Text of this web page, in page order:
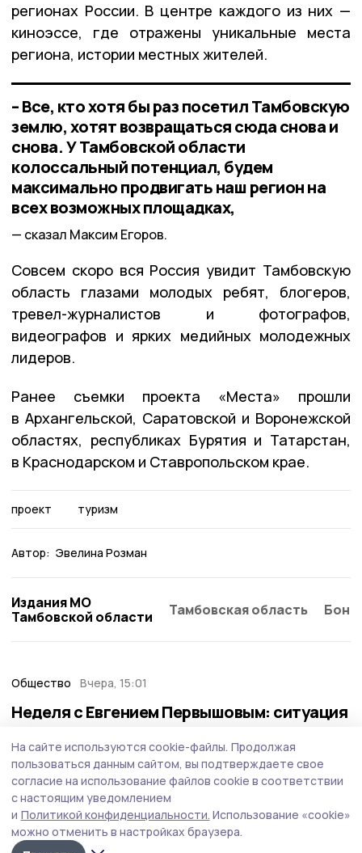
регионах России. В центре каждого из них —
киноэссе, где отражены уникальные места
региона, истории местных жителей.
– Все, кто хотя бы раз посетил Тамбовскую
землю, хотят возвращаться сюда снова и
снова. У Тамбовской области
колоссальный потенциал, будем
максимально продвигать наш регион на
всех возможных площадках,
сказал Максим Егоров.
Совсем скоро вся Россия увидит Тамбовскую
область глазами молодых ребят, блогеров,
тревел-журналистов и фотографов,
видеографов и ярких медийных молодежных
лидеров.
Ранее съемки проекта «Места» прошли
в Архангельской, Саратовской и Воронежской
областях, республиках Бурятия и Татарстан,
в Краснодарском и Ставропольском крае.
проект туризм
Автор: Эвелина Розман
Издания МО
Тамбовской области
Тамбовская область
Общество Вчера, 15:01
Неделя с Евгением Первышовым: ситуация
приоритеты образования
Губернатор держит на контроле ситуацию с бензином,
требует навести порядок с мусором в Тамбове.
На сайте используются cookie-файлы. Продолжая
пользоваться данным сайтом, вы подтверждаете свое
согласие на использование файлов cookie в соответствии
с настоящим уведомлением
и Политикой конфиденциальности. Использование «cookie»
можно отменить в настройках браузера.